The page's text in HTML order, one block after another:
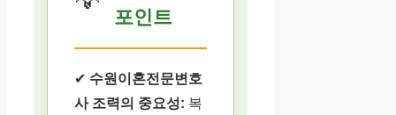
포인트
✔ 수원이혼전문변호
사 조력의 중요성: 복